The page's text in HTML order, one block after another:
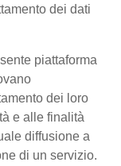
dei dati
piattaforma
dei loro
e alle finalità
diffusione a
di un servizio.